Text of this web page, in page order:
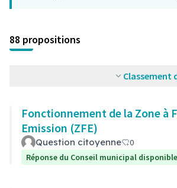
88 propositions
Classement
Fonctionnement de la Zone à
Emission (ZFE)
Question citoyenne
0
Réponse du Conseil municipal disponible